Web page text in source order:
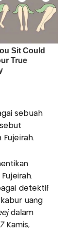
sebuah
detektif
uang
dalam
Kamis,